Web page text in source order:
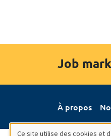
Job
À propos
Ce site utilise des cookies et